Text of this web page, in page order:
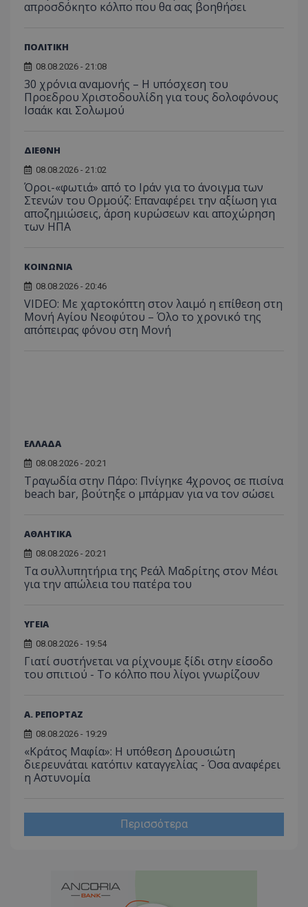
απροσδόκητο κόλπο που θα σας βοηθήσει
ΠΟΛΙΤΙΚΗ
08.08.2026 - 21:08
30 χρόνια αναμονής – Η υπόσχεση του
Προεδρου Χριστοδουλίδη για τους δολοφόνους
Ισαάκ και Σολωμού
ΔΙΕΘΝΗ
08.08.2026 - 21:02
Όροι-«φωτιά» από το Ιράν για το άνοιγμα των
Στενών του Ορμούζ: Επαναφέρει την αξίωση για
αποζημιώσεις, άρση κυρώσεων και αποχώρηση
των ΗΠΑ
ΚΟΙΝΩΝΙΑ
08.08.2026 - 20:46
VIDEO: Με χαρτοκόπτη στον λαιμό η επίθεση στη
Μονή Αγίου Νεοφύτου – Όλο το χρονικό της
απόπειρας φόνου στη Μονή
ΕΛΛΑΔΑ
08.08.2026 - 20:21
Τραγωδία στην Πάρο: Πνίγηκε 4χρονος σε πισίνα
beach bar, βούτηξε ο μπάρμαν για να τον σώσει
ΑΘΛΗΤΙΚΑ
08.08.2026 - 20:21
Τα συλλυπητήρια της Ρεάλ Μαδρίτης στον Μέσι
για την απώλεια του πατέρα του
ΥΓΕΙΑ
08.08.2026 - 19:54
Γιατί συστήνεται να ρίχνουμε ξίδι στην είσοδο
του σπιτιού - Το κόλπο που λίγοι γνωρίζουν
Α. ΡΕΠΟΡΤΑΖ
08.08.2026 - 19:29
«Κράτος Μαφία»: Η υπόθεση Δρουσιώτη
διερευνάται κατόπιν καταγγελίας - Όσα αναφέρει
η Αστυνομία
Περισσότερα